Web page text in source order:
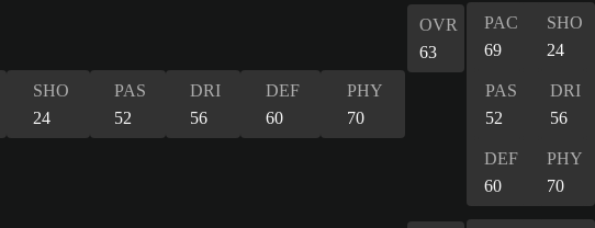
SHO
24
PAS
52
DRI
56
DEF
60
PHY
70
OVR
63
PAC
69
SHO
24
PAS
52
DRI
56
DEF
60
PHY
70